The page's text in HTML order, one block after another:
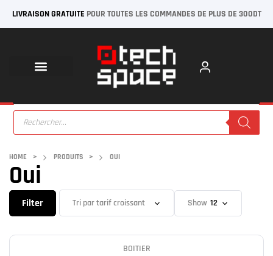
LIVRAISON GRATUITE POUR TOUTES LES COMMANDES DE PLUS DE 300DT
HOME > PRODUITS > OUI
Oui
Filter Show
BOITIER